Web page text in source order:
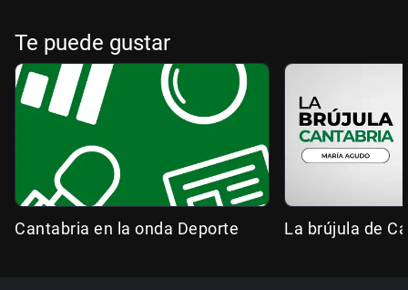
Te puede gustar
Cantabria en la onda Deporte La brújula de